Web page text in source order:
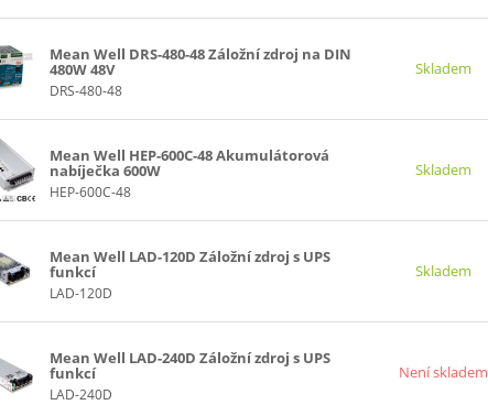
Mean Well DRS-480-48 Záložní zdroj na DIN
480W 48V
DRS-480-48
Skladem
Mean Well HEP-600C-48 Akumulátorová
nabíječka 600W
HEP-600C-48
Skladem
Mean Well LAD-120D Záložní zdroj s UPS
funkcí
LAD-120D
Skladem
Mean Well LAD-240D Záložní zdroj s UPS
funkcí
LAD-240D
Není skladem